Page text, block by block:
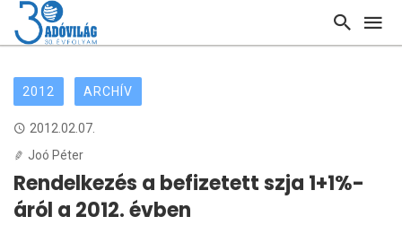
2012 ARCHÍV
2012.02.07.
Joó Péter
Rendelkezés a befizetett szja 1+1%-
áról a 2012. évben